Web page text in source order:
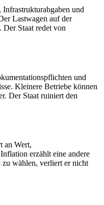
und
Lastwagen auf der
Staat redet von
und
Kleinere Betriebe können
Der Staat ruiniert den
an Wert,
erzählt eine andere
zu wählen, verliert er nicht